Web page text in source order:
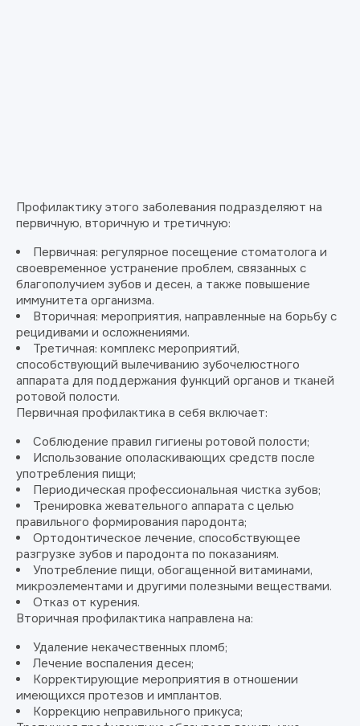
Профилактику этого заболевания подразделяют на
первичную, вторичную и третичную:
Первичная: регулярное посещение стоматолога и
своевременное устранение проблем, связанных с
благополучием зубов и десен, а также повышение
иммунитета организма.
Вторичная: мероприятия, направленные на борьбу с
рецидивами и осложнениями.
Третичная: комплекс мероприятий,
способствующий вылечиванию зубочелюстного
аппарата для поддержания функций органов и тканей
ротовой полости.
Первичная профилактика в себя включает:
Соблюдение правил гигиены ротовой полости;
Использование ополаскивающих средств после
употребления пищи;
Периодическая профессиональная чистка зубов;
Тренировка жевательного аппарата с целью
правильного формирования пародонта;
Ортодонтическое лечение, способствующее
разгрузке зубов и пародонта по показаниям.
Употребление пищи, обогащенной витаминами,
микроэлементами и другими полезными веществами.
Отказ от курения.
Вторичная профилактика направлена на:
Удаление некачественных пломб;
Лечение воспаления десен;
Корректирующие мероприятия в отношении
имеющихся протезов и имплантов.
Коррекцию неправильного прикуса;